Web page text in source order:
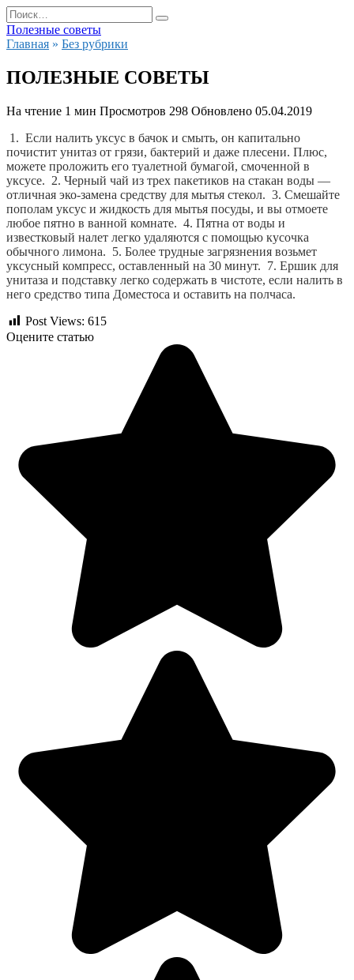
Перейти
к
содержанию
Search
for:
Полезные советы
Главная » Без рубрики
ПОЛЕЗНЫЕ СОВЕТЫ
На чтение 1 мин Просмотров 298 Обновлено 05.04.2019
1.  Если налить уксус в бачок и смыть, он капитально
почистит унитаз от грязи, бактерий и даже плесени. Плюс,
можете проложить его туалетной бумагой, смоченной в
уксусе.  2. Черный чай из трех пакетиков на стакан воды —
отличная эко-замена средству для мытья стекол.  3. Смешайте
пополам уксус и жидкость для мытья посуды, и вы отмоете
любое пятно в ванной комнате.  4. Пятна от воды и
известковый налет легко удаляются с помощью кусочка
обычного лимона.  5. Более трудные загрязнения возьмет
уксусный компресс, оставленный на 30 минут.  7. Ершик для
унитаза и подставку легко содержать в чистоте, если налить в
него средство типа Доместоса и оставить на полчаса.
Post Views: 615
Оцените статью